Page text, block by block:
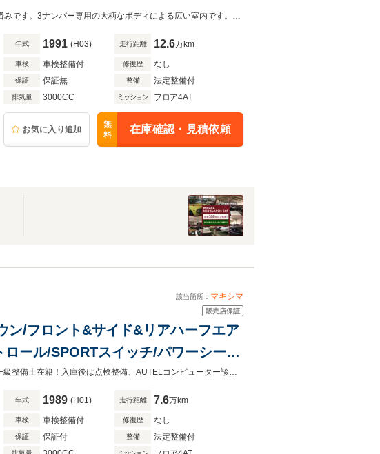
H3年式日産マキシマ3.0SV。内外・エンジンルーム徹底清掃済みです。3ナンバー専用の大柄なボディによる広い室内です。是非見に来てください。3000cc余裕の走りです。
年式 1991 (H03) 走行距離 12.6万km
車検 車検整備付 修復歴 なし
保証 保証無 整備 法定整備付
排気量 3000CC ミッション フロア4AT
お気に入り追加
無
料
在庫確認・見積依頼
該当箇所： マキシマ
販売店保証
ン/フロント&サイド&リアハーフエア
ール/SPORTスイッチ/パワーシー
ンドウ/電格ミラー/15インチ純正ア国土交通省認証整備工場、鈑金塗装工場完備しております。一級整備士在籍！入庫後は点検整備、AUTELコンピューター診断、一般道及び高速道路での走行テストを実施！遠方納車大歓迎！
年式 1989 (H01) 走行距離 7.6万km
車検 車検整備付 修復歴 なし
保証 保証付 整備 法定整備付